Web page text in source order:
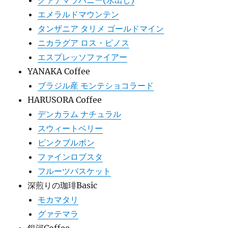
エメラルドマウンテン
タンザニア タリメ ゴールドマイン
ニカラグア ロス・ピノス
エスプレッソファイアー
YANAKA Coffee
ブラジル産 モンテショコラード
HARUSORA Coffee
デンカラム ナチュラル
スウィートベリー
ピンクブルボン
ファインロブスタ
フルーツバスケット
深煎りの珈琲Basic
モカマタリ
グァテマラ